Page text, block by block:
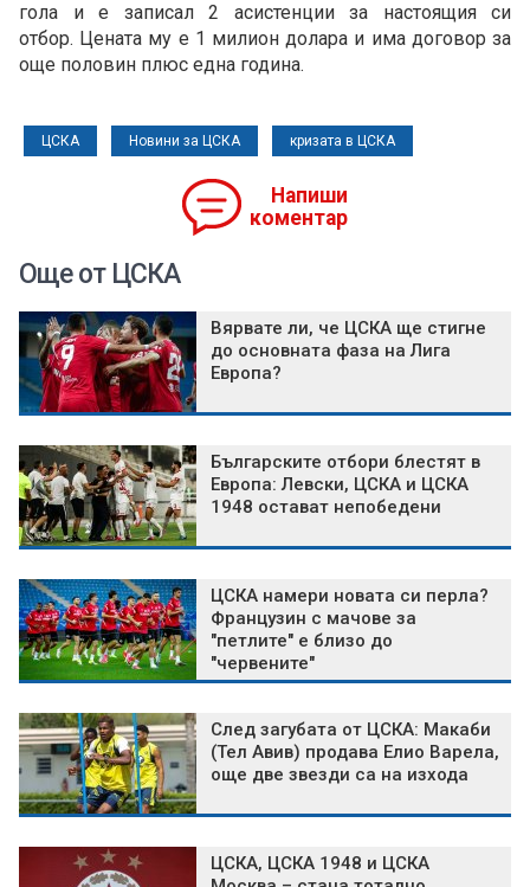
гола и е записал 2 асистенции за настоящия си
отбор. Цената му е 1 милион долара и има договор за
още половин плюс една година.
ЦСКА Новини за ЦСКА кризата в ЦСКА
Напиши
коментар
Още от ЦСКА
Вярвате ли, че ЦСКА ще стигне
до основната фаза на Лига
Европа?
Българските отбори блестят в
Европа: Левски, ЦСКА и ЦСКА
1948 остават непобедени
ЦСКА намери новата си перла?
Французин с мачове за
"петлите" е близо до
"червените"
След загубата от ЦСКА: Макаби
(Тел Авив) продава Елио Варела,
още две звезди са на изхода
ЦСКА, ЦСКА 1948 и ЦСКА